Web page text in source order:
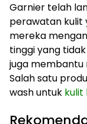
Garnier telah
perawatan kulit
mereka
tinggi yang
juga membantu
Salah satu
wash untuk kulit